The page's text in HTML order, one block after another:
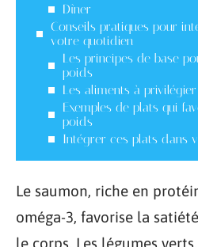
Dîner
Conseils pratiques pour
votre quotidien
Les principes de base
poids
Les aliments à
Exemples de plats qui
poids
Intégrer ces plats dans
Le saumon, riche en
oméga-3, favorise la
le corps. Les légumes